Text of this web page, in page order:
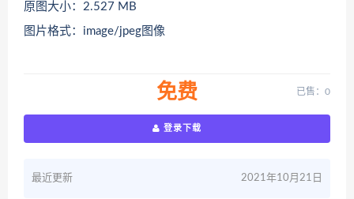
原图大小：2.527 MB
图片格式：image/jpeg图像
免费 已售：0
登录下载
最近更新 2021年10月21日